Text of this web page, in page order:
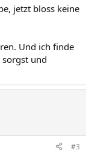
jetzt bloss keine
Und ich finde
sorgst und
#3